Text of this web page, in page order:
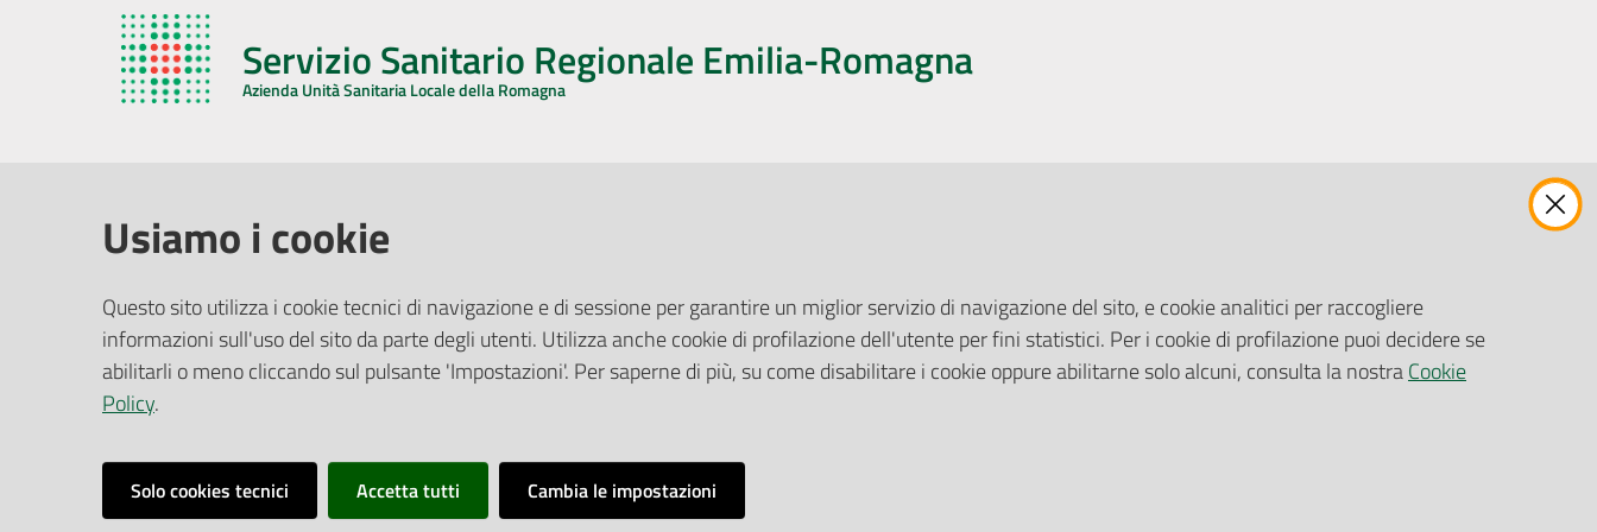
Servizio Sanitario Regionale Emilia-Romagna
Azienda Unità Sanitaria Locale della Romagna
Via De Gasperi, 8 - 48121 Ravenna (RA)
CF/P.IVA:02483810392
PEC:
azienda@pec.auslromagna.it
Ufficio Relazioni con il Pubblico
Riferimenti per la Stampa
Pubblicità legale
Albo Pretorio
Privacy Policy
Attuazione Misure PNRR
Gare e Appalti
Richiesta Patrocinio
Usiamo i cookie
Questo sito utilizza i cookie tecnici di navigazione e di sessione per garantire un miglior servizio di navigazione del sito, e cookie analitici per raccogliere
informazioni sull'uso del sito da parte degli utenti. Utilizza anche cookie di profilazione dell'utente per fini statistici. Per i cookie di profilazione puoi decidere se
abilitarli o meno cliccando sul pulsante 'Impostazioni'. Per saperne di più, su come disabilitare i cookie oppure abilitarne solo alcuni, consulta la nostraCookie
Policy.
Solo cookies tecnici Accetta tutti Cambia le impostazioni